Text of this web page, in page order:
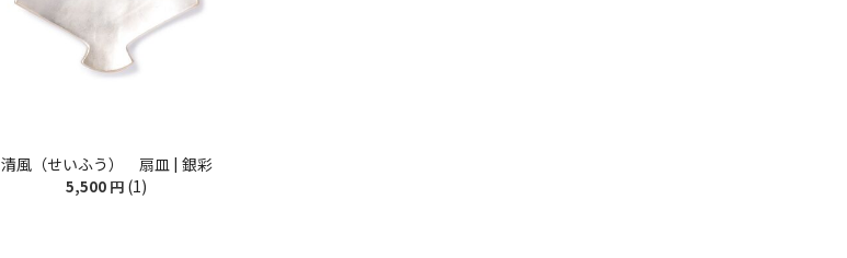
清風（せいふう） 扇皿 | 銀彩
5,500 円 (1)